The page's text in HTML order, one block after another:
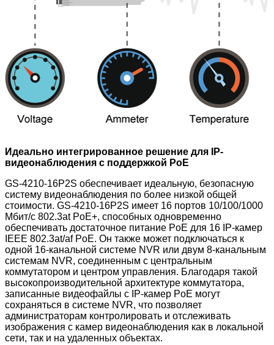
Идеально интегрированное решение для IP-
видеонаблюдения с поддержкой PoE
GS-4210-16P2S обеспечивает идеальную, безопасную
систему видеонаблюдения по более низкой общей
стоимости. GS-4210-16P2S имеет 16 портов 10/100/1000
Мбит/с 802.3at PoE+, способных одновременно
обеспечивать достаточное питание PoE для 16 IP-камер
IEEE 802.3at/af PoE. Он также может подключаться к
одной 16-канальной системе NVR или двум 8-канальным
системам NVR, соединенным с центральным
коммутатором и центром управления. Благодаря такой
высокопроизводительной архитектуре коммутатора,
записанные видеофайлы с IP-камер PoE могут
сохраняться в системе NVR, что позволяет
администраторам контролировать и отслеживать
изображения с камер видеонаблюдения как в локальной
сети, так и на удаленных объектах.